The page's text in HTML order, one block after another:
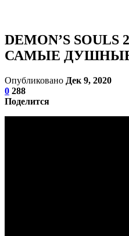
DEMON’S
САМЫЕ
Опубликовано Дек 9, 2020
0 288
Поделится